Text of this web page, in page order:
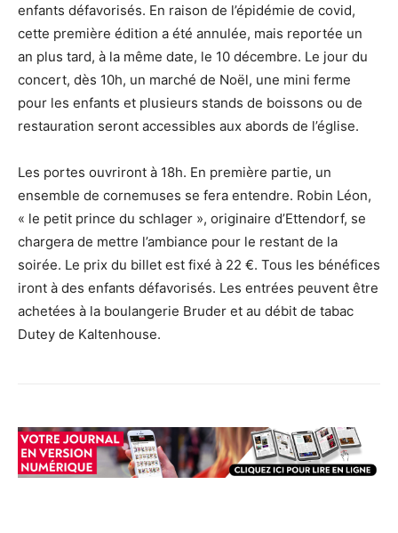
enfants défavorisés. En raison de l’épidémie de covid,
cette première édition a été annulée, mais reportée un
an plus tard, à la même date, le 10 décembre. Le jour du
concert, dès 10h, un marché de Noël, une mini ferme
pour les enfants et plusieurs stands de boissons ou de
restauration seront accessibles aux abords de l’église.
Les portes ouvriront à 18h. En première partie, un
ensemble de cornemuses se fera entendre. Robin Léon,
« le petit prince du schlager », originaire d’Ettendorf, se
chargera de mettre l’ambiance pour le restant de la
soirée. Le prix du billet est fixé à 22 €. Tous les bénéfices
iront à des enfants défavorisés. Les entrées peuvent être
achetées à la boulangerie Bruder et au débit de tabac
Dutey de Kaltenhouse.